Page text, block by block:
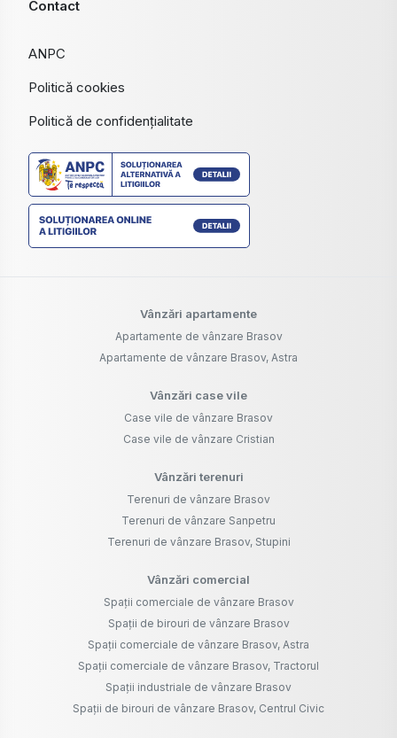
Contact
ANPC
Politică cookies
Politică de confidențialitate
Vânzări apartamente
Apartamente de vânzare Brasov
Apartamente de vânzare Brasov, Astra
Vânzări case vile
Case vile de vânzare Brasov
Case vile de vânzare Cristian
Vânzări terenuri
Terenuri de vânzare Brasov
Terenuri de vânzare Sanpetru
Terenuri de vânzare Brasov, Stupini
Vânzări comercial
Spații comerciale de vânzare Brasov
Spații de birouri de vânzare Brasov
Spații comerciale de vânzare Brasov, Astra
Spații comerciale de vânzare Brasov, Tractorul
Spații industriale de vânzare Brasov
Spații de birouri de vânzare Brasov, Centrul Civic